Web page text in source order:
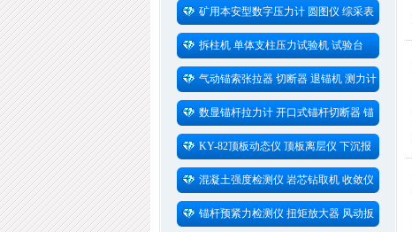
矿用本安型数字压力计 圆图仪 综采表
拆柱机 单体支柱压力试验机 试验台
气动锚索张拉器 切断器 退锚机 测力计
数显锚杆拉力计 开口式锚杆切断器 锚
杆测力计
KY-82顶板动态仪 顶板离层仪 下沉报
警仪
混凝土强度检测仪 岩芯钻取机 收敛仪
锚杆预紧力检测仪 扭矩放大器 风动扳